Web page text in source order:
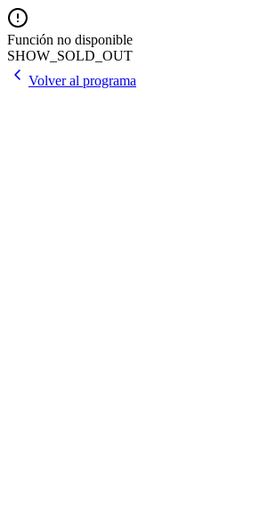
Función no disponible
SHOW_SOLD_OUT
Volver al programa